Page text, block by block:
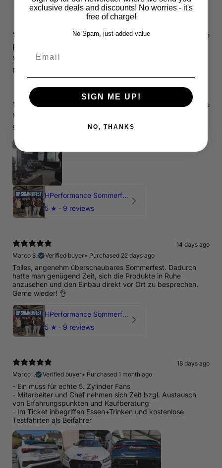
14 days ago
RS3 8P
Marcin J. Verified buyer
Polecam !
14 days ago
Marcin J.
Świetnie spedzony czas , Pozdrawiam
HPerformance Sommerfest 2026
5 ★ · 9 reviews
14 days ago
Marco S.
Verified buyer• Purchased 22 days ago
Tolles, angenehm überschaubares Sommerfest. Dadurch
hatte man genügend Zeit, sich die Produkte in Ruhe
anzusehen und den Einbau direkt vor Ort zu besprechen.
Gerne wieder! 👌
HPerformance Sommerfest 2026
5 ★ · 9 reviews
18 days ago
Marco I.
Verified buyer• Purchased 1 month ago
- Ein muss für echte 5. Zylinder Fans
- Mitarbeiter und Chef nehmen sich Zeit bzgl. Austausch
von Erfahrungspunkten und Kaufberatung
- Im Ticket inbegriffen Essen+Trinken und kostenlose
Testfahrten als Beifahrer
exclusive deals and discounts! No worries - it's
free of charge!
No Spam, just added value
SIGN ME UP!
NO, THANKS